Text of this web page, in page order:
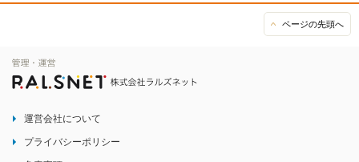
ページの先頭へ
運営会社について
プライバシーポリシー